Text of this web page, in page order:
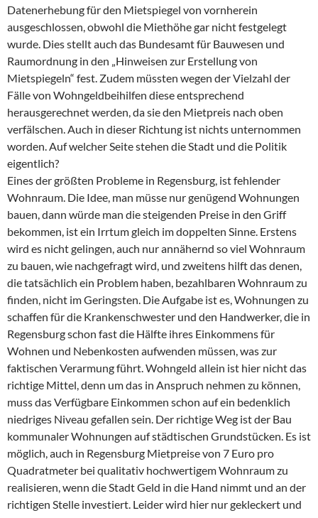
Datenerhebung für den Mietspiegel von vornherein
ausgeschlossen, obwohl die Miethöhe gar nicht festgelegt
wurde. Dies stellt auch das Bundesamt für Bauwesen und
Raumordnung in den „Hinweisen zur Erstellung von
Mietspiegeln“ fest. Zudem müssten wegen der Vielzahl der
Fälle von Wohngeldbeihilfen diese entsprechend
herausgerechnet werden, da sie den Mietpreis nach oben
verfälschen. Auch in dieser Richtung ist nichts unternommen
worden. Auf welcher Seite stehen die Stadt und die Politik
eigentlich?
Eines der größten Probleme in Regensburg, ist fehlender
Wohnraum. Die Idee, man müsse nur genügend Wohnungen
bauen, dann würde man die steigenden Preise in den Griff
bekommen, ist ein Irrtum gleich im doppelten Sinne. Erstens
wird es nicht gelingen, auch nur annähernd so viel Wohnraum
zu bauen, wie nachgefragt wird, und zweitens hilft das denen,
die tatsächlich ein Problem haben, bezahlbaren Wohnraum zu
finden, nicht im Geringsten. Die Aufgabe ist es, Wohnungen zu
schaffen für die Krankenschwester und den Handwerker, die in
Regensburg schon fast die Hälfte ihres Einkommens für
Wohnen und Nebenkosten aufwenden müssen, was zur
faktischen Verarmung führt. Wohngeld allein ist hier nicht das
richtige Mittel, denn um das in Anspruch nehmen zu können,
muss das Verfügbare Einkommen schon auf ein bedenklich
niedriges Niveau gefallen sein. Der richtige Weg ist der Bau
kommunaler Wohnungen auf städtischen Grundstücken. Es ist
möglich, auch in Regensburg Mietpreise von 7 Euro pro
Quadratmeter bei qualitativ hochwertigem Wohnraum zu
realisieren, wenn die Stadt Geld in die Hand nimmt und an der
richtigen Stelle investiert. Leider wird hier nur gekleckert und